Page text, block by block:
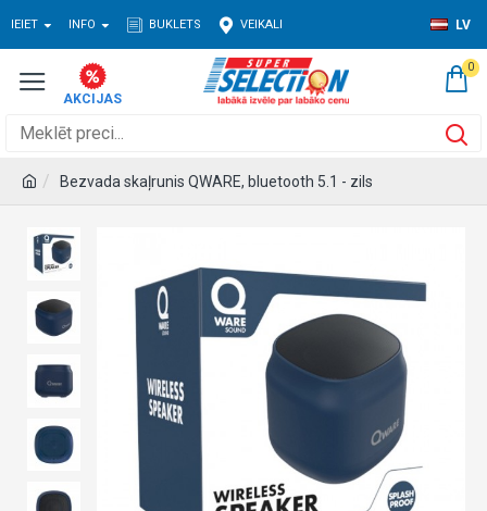
IEIET INFO BUKLETS VEIKALI LV
0
Bezvada skaļrunis QWARE, bluetooth 5.1 - zils